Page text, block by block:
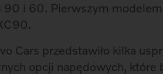
i 60. Pierwszym
Cars przedstawiło kilka
opcji napędowych, które